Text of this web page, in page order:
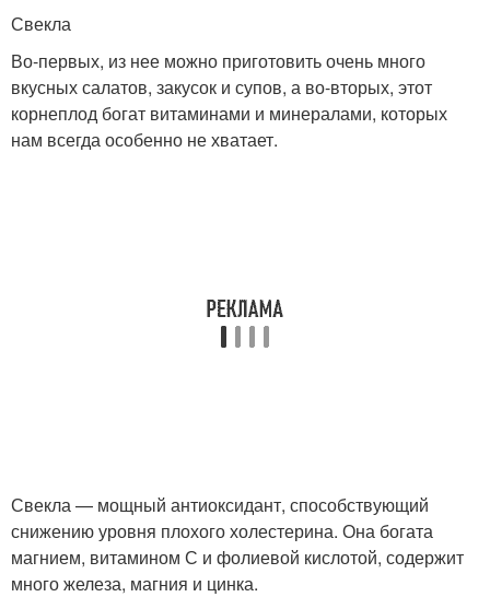
Свекла
Во-первых, из нее можно приготовить очень много
вкусных салатов, закусок и супов, а во-вторых, этот
корнеплод богат витаминами и минералами, которых
нам всегда особенно не хватает.
Свекла — мощный антиоксидант, способствующий
снижению уровня плохого холестерина. Она богата
магнием, витамином С и фолиевой кислотой, содержит
много железа, магния и цинка.